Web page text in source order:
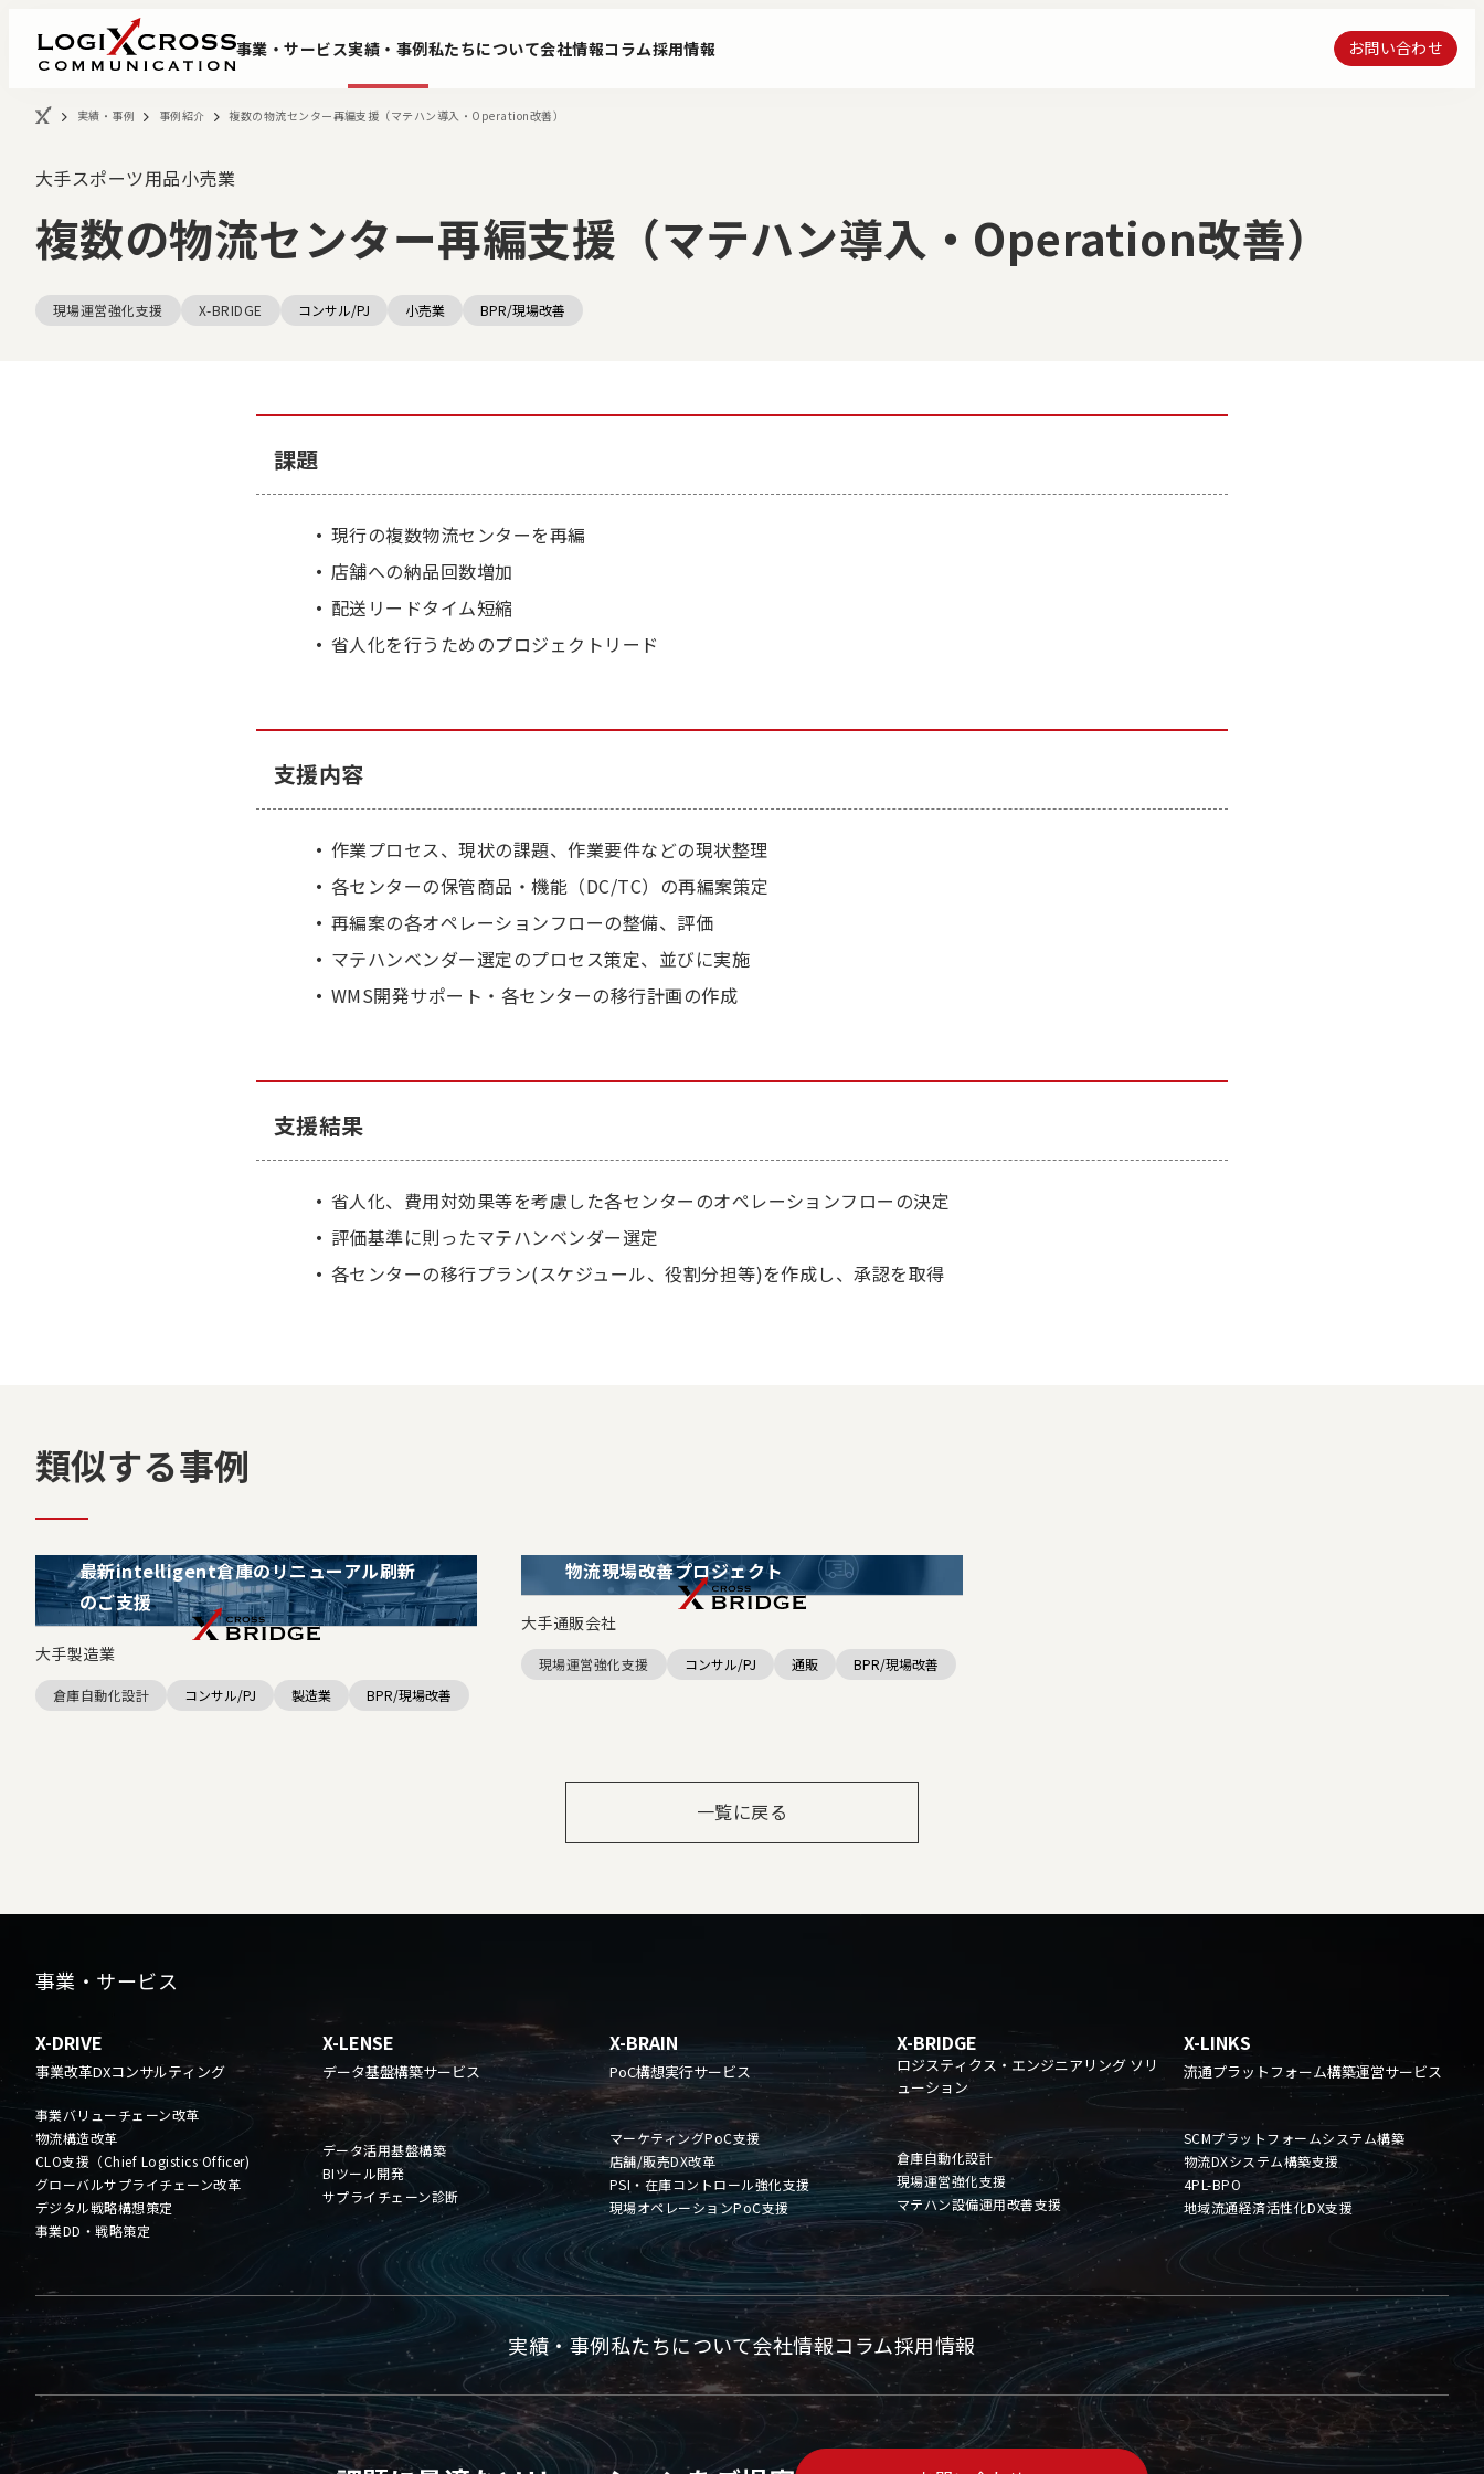
事業・サービス実績・事例私たちについて会社情報コラム採用情報
お問い合わせ
実績・事例 事例紹介 複数の物流センター再編支援（マテハン導入・Operation改善）
大手スポーツ用品小売業
複数の物流センター再編支援（マテハン導入・Operation改善）
現場運営強化支援 X-BRIDGE コンサル/PJ 小売業 BPR/現場改善
課題
現行の複数物流センターを再編
店舗への納品回数増加
配送リードタイム短縮
省人化を行うためのプロジェクトリード
支援内容
作業プロセス、現状の課題、作業要件などの現状整理
各センターの保管商品・機能（DC/TC）の再編案策定
再編案の各オペレーションフローの整備、評価
マテハンベンダー選定のプロセス策定、並びに実施
WMS開発サポート・各センターの移行計画の作成
支援結果
省人化、費用対効果等を考慮した各センターのオペレーションフローの決定
評価基準に則ったマテハンベンダー選定
各センターの移行プラン(スケジュール、役割分担等)を作成し、承認を取得
類似する事例
最新intelligent倉庫のリニューアル刷新
のご支援
大手製造業
倉庫自動化設計 コンサル/PJ 製造業 BPR/現場改善
物流現場改善プロジェクト
大手通販会社
現場運営強化支援 コンサル/PJ 通販 BPR/現場改善
一覧に戻る
事業・サービス
X-DRIVE
事業改革DXコンサルティング
事業バリューチェーン改革
物流構造改革
CLO支援（Chief Logistics Officer)
グローバルサプライチェーン改革
デジタル戦略構想策定
事業DD・戦略策定
X-LENSE
データ基盤構築サービス
データ活用基盤構築
BIツール開発
サプライチェーン診断
X-BRAIN
PoC構想実行サービス
マーケティングPoC支援
店舗/販売DX改革
PSI・在庫コントロール強化支援
現場オペレーションPoC支援
X-BRIDGE
ロジスティクス・エンジニアリング ソリ
ューション
倉庫自動化設計
現場運営強化支援
マテハン設備運用改善支援
X-LINKS
流通プラットフォーム構築運営サービス
SCMプラットフォームシステム構築
物流DXシステム構築支援
4PL-BPO
地域流通経済活性化DX支援
実績・事例私たちについて会社情報コラム採用情報